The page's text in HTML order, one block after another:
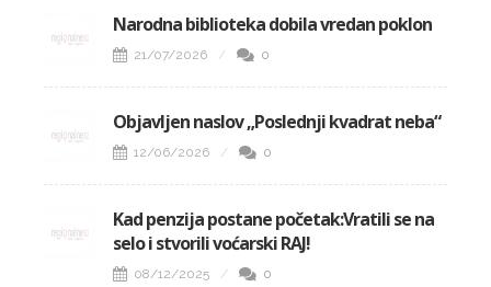
Narodna biblioteka dobila vredan poklon
21/07/2026 0
Objavljen naslov „Poslednji kvadrat neba“
12/06/2026 0
Kad penzija postane početak:Vratili se na
selo i stvorili voćarski RAJ!
08/12/2025 0